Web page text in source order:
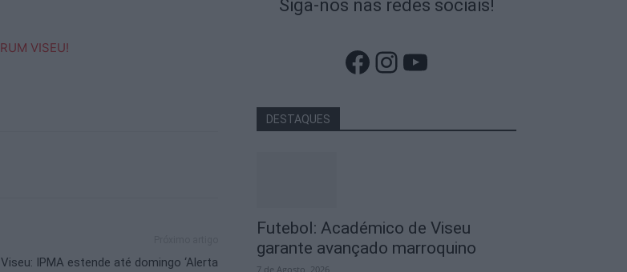
Viseu: IPMA estende até domingo ‘Alerta
Siga-nos nas redes sociais!
Facebook
Instagram
YouTube
DESTAQUES
Futebol: Académico de Viseu
garante avançado marroquino
7 de Agosto, 2026